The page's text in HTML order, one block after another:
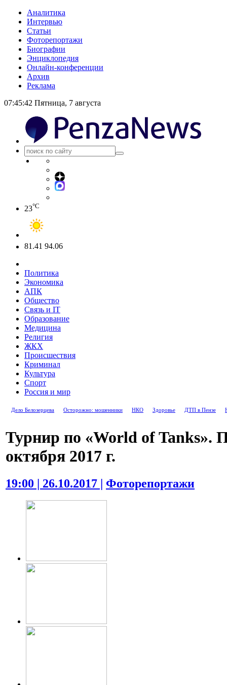
Аналитика
Интервью
Статьи
Фоторепортажи
Биографии
Энциклопедия
Онлайн-конференции
Архив
Реклама
07:45:43 Пятница, 7 августа
23°C
81.41 94.06
Политика
Экономика
АПК
Общество
Связь и IT
Образование
Медицина
Религия
ЖКХ
Происшествия
Криминал
Культура
Спорт
Россия и мир
Дело Белозерцева Осторожно: мошенники НКО Здоровье ДТП в Пензе
Турнир по «World of Tanks».
октября 2017 г.
19:00 | 26.10.2017 | Фоторепортажи